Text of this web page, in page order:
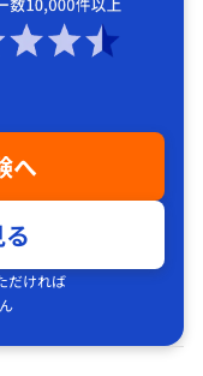
へ
だければ